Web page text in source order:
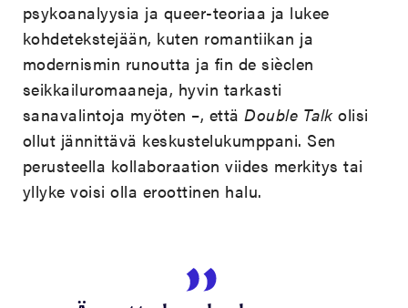
psykoanalyysia ja queer-teoriaa ja lukee
kohdetekstejään, kuten romantiikan ja
modernismin runoutta ja fin de sièclen
seikkailuromaaneja, hyvin tarkasti
sanavalintoja myöten –, ettäDouble Talkolisi
ollut jännittävä keskustelukumppani. Sen
perusteella kollaboraation viides merkitys tai
yllyke voisi olla eroottinen halu.